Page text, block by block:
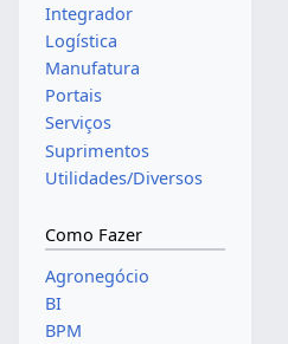
Integrador
Logística
Manufatura
Portais
Serviços
Suprimentos
Utilidades/Diversos
Como Fazer
Agronegócio
BI
BPM